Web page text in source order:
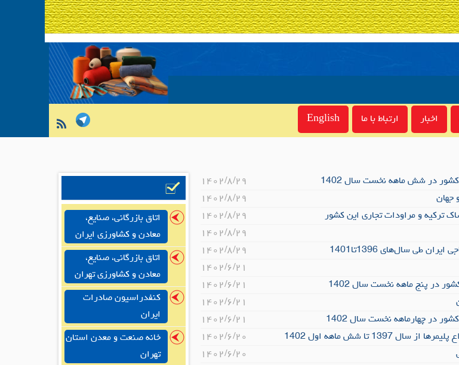
اخبار ارتباط با ما English
۱۴۰۲/۸/۲۹
۱۴۰۲/۸/۲۹
۱۴۰۲/۸/۲۹
۱۴۰۲/۸/۲۹
۱۴۰۲/۸/۲۹
۱۴۰۲/۶/۲۱
۱۴۰۲/۶/۲۱
۱۴۰۲/۶/۲۱
۱۴۰۲/۶/۲۱
۱۴۰۲/۶/۲۰
۱۴۰۲/۶/۲۰
اتاق بازرگانی، صنایع،
معادن و کشاورزی ایران
اتاق بازرگانی، صنایع،
معادن و کشاورزی تهران
کنفدراسیون صادرات
ایران
خانه صنعت و معدن استان
تهران